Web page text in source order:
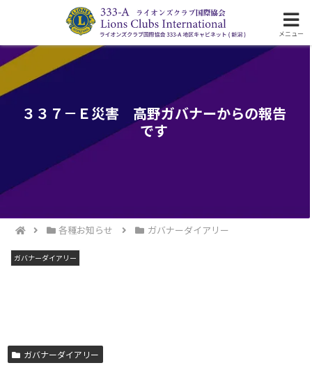
ライオンズクラブ国際協会333-A地区の活動
３３７－Ｅ災害 高野ガバナーからの報告
です
各種お知らせ ガバナーダイアリー
ガバナーダイアリー
ガバナーダイアリー
メニュー